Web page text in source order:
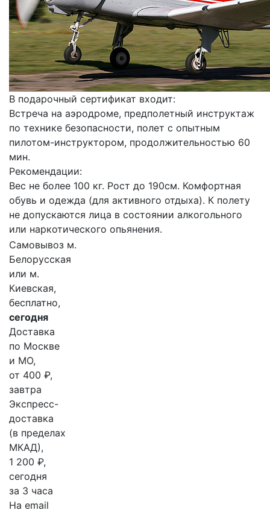
В подарочный сертификат входит:
Встреча на аэродроме, предполетный инструктаж
по технике безопасности, полет с опытным
пилотом-инструктором, продолжительностью 60
мин.
Рекомендации:
Вес не более 100 кг. Рост до 190см. Комфортная
обувь и одежда (для активного отдыха). К полету
не допускаются лица в состоянии алкогольного
или наркотического опьянения.
Самовывоз м.
Белорусская
или м.
Киевская,
бесплатно,
сегодня
Доставка
по Москве
и МО,
от 400 ₽,
завтра
Экспресс-
доставка
(в пределах
МКАД),
1 200 ₽,
сегодня
за 3 часа
На email